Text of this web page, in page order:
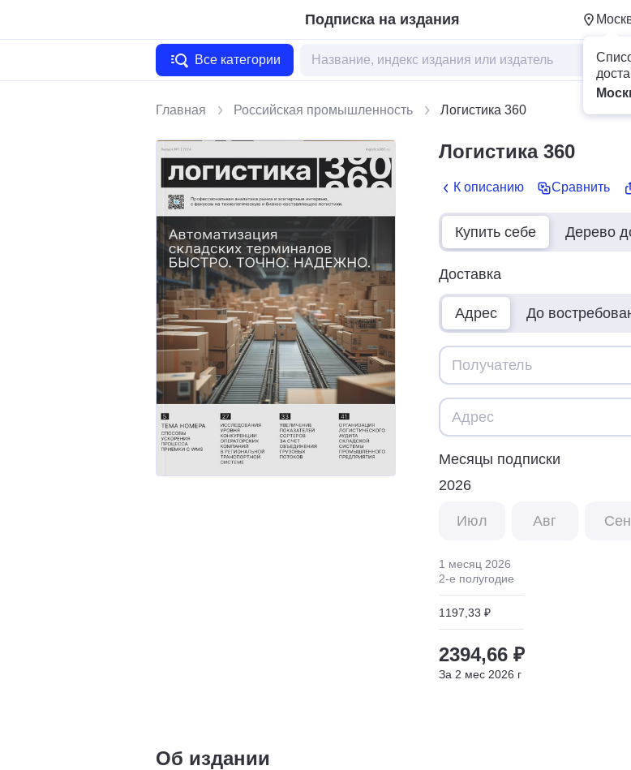
Подписка на издания
Все категории
Главная Российская промышленность Логистика 360
Логистика 360
К описанию Сравнить
Купить себе Дерево
Доставка
Адрес До
Месяцы подписки
2026
Июл Авг Сен
1 месяц 2026
2-е полугодие
1197,33 ₽
2394,66 ₽
За 2 мес 2026 г
Об издании